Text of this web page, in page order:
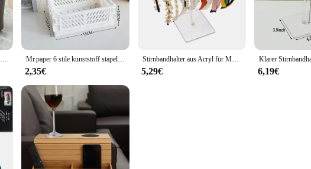
Make-up Veranstalter weibliche Toiletten artikel Kit Tasche Make-up Fall Aufbewahrung beutel Luxus Lady Box, Kosmetik tasche, Organizer Tasche für Reise Zipp Mr.paper 6 stile kunststoff stapelbar faltbar stationär halter einfach niedlich student büro desktop speicher briefpapier organisator
2,35€
Stirnbandhalter aus Acryl für Mädchen, Haarschmuck-Organizer, transparenter Ständer für Krawatten, Präsentationsständer
5,29€ 6,19€